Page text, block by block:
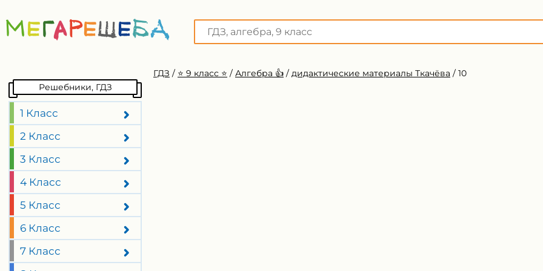
Решебники, ГДЗ
1 Класс
2 Класс
3 Класс
4 Класс
5 Класс
6 Класс
7 Класс
ГДЗ / ⭐️ 9 класс ⭐️ / Алгебра 👍 / дидактические материалы Ткачёва / 10